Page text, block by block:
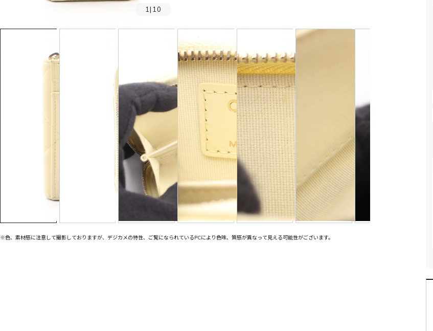
1| 10
※色、素材感に注意して撮影しておりますが、デジカメの特性、ご覧になられているPCにより色味、質感が異なって見える可能性がございます。